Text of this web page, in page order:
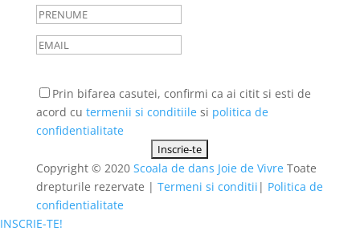
Prin bifarea casutei, confirmi ca ai citit si esti de
acord cu termenii si conditiilesi politica de
confidentialitate
Copyright © 2020 Scoala de dans Joie de VivreToate
drepturile rezervate | Termeni si conditii | Politica de
confidentialitate
INSCRIE-TE!